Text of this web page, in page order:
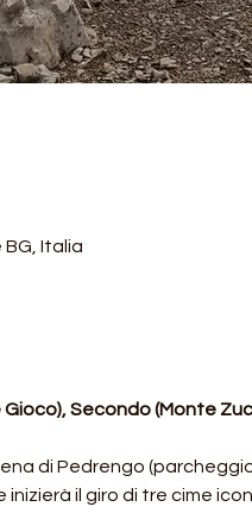
Italia
Gioco), Secondo (Monte
di Pedrengo
il giro di tre cime